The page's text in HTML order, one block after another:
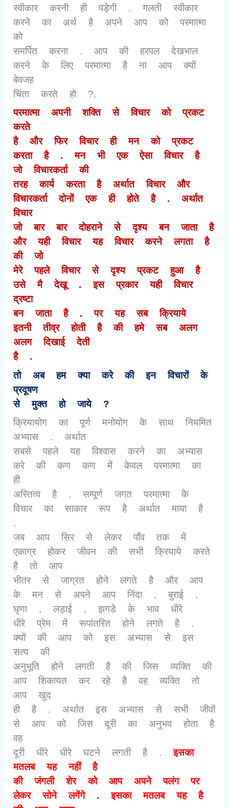
स्वीकार करनी ही पड़ेगी . गलती स्वीकार
करने का अर्थ है अपने आप को परमात्मा
को
समर्पित करना . आप की हरपल देखभाल
करने के लिए परमात्मा है ना आप क्यों
बेवजह
चिंता करते हो ?.
परमात्मा अपनी शक्ति से विचार को प्रकट
करते
है और फिर विचार ही मन को प्रकट
करता है . मन भी एक ऐसा विचार है
जो विचारकर्ता की
तरह कार्य करता है अर्थात विचार और
विचारकर्ता दोनों एक ही होते है . अर्थात
विचार
जो बार बार दोहराने से दृश्य बन जाता है
और यही विचार यह विचार करने लगता है
की जो
मेरे पहले विचार से दृश्य प्रकट हुआ है
उसे मै देखू . इस प्रकार यही विचार
द्रष्टा
बन जाता है . पर यह सब क्रियाये
इतनी तीव्र होती है की हमे सब अलग
अलग दिखाई देती
है .
तो अब हम क्या करे की इन विचारों के
प्रदूषण
से मुक्त हो जाये ?
क्रियायोग का पूर्ण मनोयोग के साथ नियमित
अभ्यास . अर्थात
सबसे पहले यह विश्वास करने का अभ्यास
करे की कण कण में केवल परमात्मा का
ही
अस्तित्व है . सम्पूर्ण जगत परमात्मा के
विचार का साकार रूप है अर्थात माया है
.
जब आप सिर से लेकर पाँव तक में
एकाग्र होकर जीवन की सभी क्रियाये करते
है तो आप
भीतर से जाग्रत होने लगते है और आप
के मन से अपने आप निंदा ,बुराई ,
घृणा ,लड़ाई ,झगडे के भाव धीरे
धीरे प्रेम में रूपांतरित होने लगते है .
क्यों की आप को इस अभ्यास से इस
सत्य की
अनुभूति होने लगती है की जिस व्यक्ति की
आप शिकायत कर रहे है वह व्यक्ति तो
आप खुद
ही है . अर्थात इस अभ्यास से सभी जीवों
से आप को जिस दूरी का अनुभव होता है
वह
दूरी धीरे धीरे घटने लगती है .इसका
मतलब यह नहीं है
की जंगली शेर को आप अपने पलंग पर
लेकर सोने लगेंगे . इसका मतलब यह है